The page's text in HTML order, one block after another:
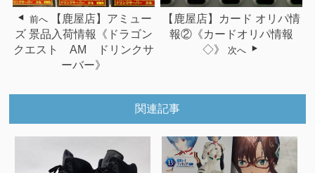
前へ
【鹿屋店】アミュー
ズ 景品入荷情報《ドラゴン
クエスト AM ドリンクサ
ーバー》
【鹿屋店】カード オリパ情
報②《カードオリパ情報
◇》
次へ
関連記事